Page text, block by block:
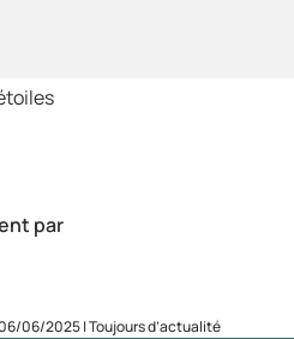
par
06/2025 | Toujours d’actualité